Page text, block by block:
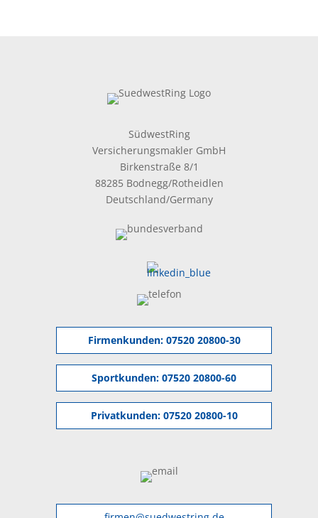
SüdwestRing
Versicherungsmakler GmbH
Birkenstraße 8/1
88285 Bodnegg/Rotheidlen
Deutschland/Germany
Firmenkunden: 07520 20800-30
Sportkunden: 07520 20800-60
Privatkunden: 07520 20800-10